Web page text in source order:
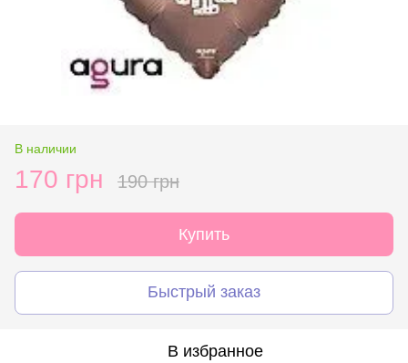
В наличии
170 грн 190 грн
Купить
Быстрый заказ
В избранное